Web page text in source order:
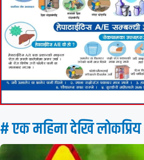
# एक महिना देखि लाेकप्रिय